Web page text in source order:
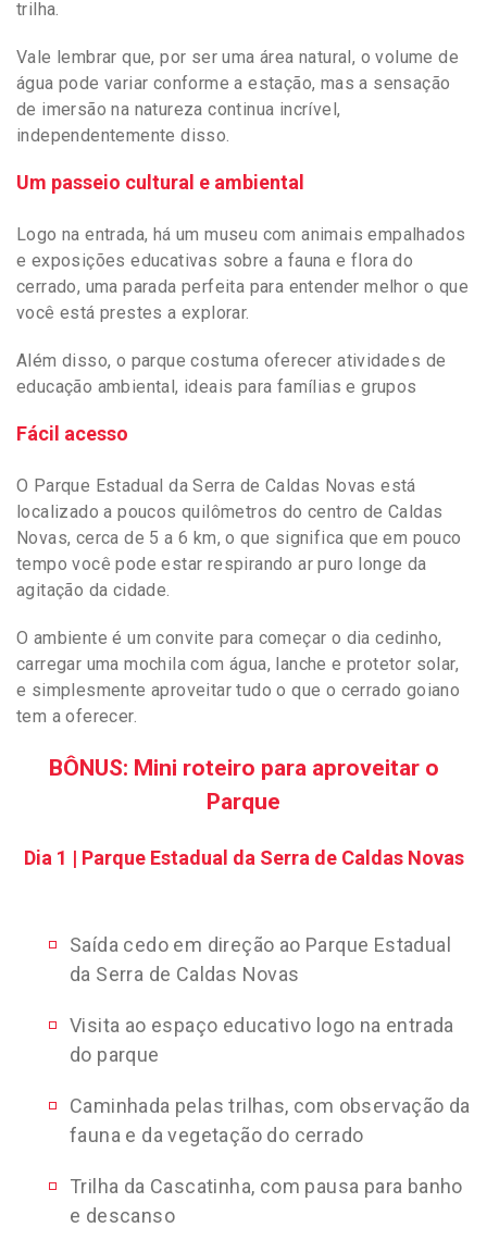
trilha.
Vale lembrar que, por ser uma área natural, o volume de
água pode variar conforme a estação, mas a sensação
de imersão na natureza continua incrível,
independentemente disso.
Um passeio cultural e ambiental
Logo na entrada, há um museu com animais empalhados
e exposições educativas sobre a fauna e flora do
cerrado, uma parada perfeita para entender melhor o que
você está prestes a explorar.
Além disso, o parque costuma oferecer atividades de
educação ambiental, ideais para famílias e grupos
Fácil acesso
O Parque Estadual da Serra de Caldas Novas está
localizado a poucos quilômetros do centro de Caldas
Novas, cerca de 5 a 6 km, o que significa que em pouco
tempo você pode estar respirando ar puro longe da
agitação da cidade.
O ambiente é um convite para começar o dia cedinho,
carregar uma mochila com água, lanche e protetor solar,
e simplesmente aproveitar tudo o que o cerrado goiano
tem a oferecer.
BÔNUS: Mini roteiro para aproveitar o
Parque
Dia 1 | Parque Estadual da Serra de Caldas Novas
Saída cedo em direção ao Parque Estadual
da Serra de Caldas Novas
Visita ao espaço educativo logo na entrada
do parque
Caminhada pelas trilhas, com observação da
fauna e da vegetação do cerrado
Trilha da Cascatinha, com pausa para banho
e descanso